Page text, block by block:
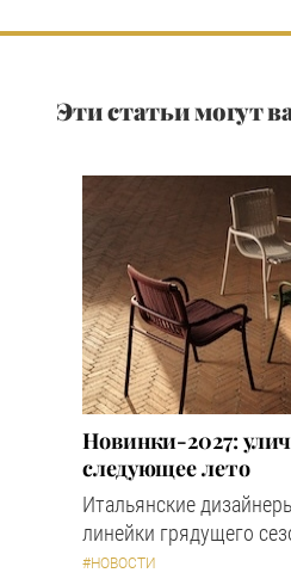
Эти статьи могут
Новинки-2027:
следующее лето
Итальянские
линейки грядущего
#НОВОСТИ